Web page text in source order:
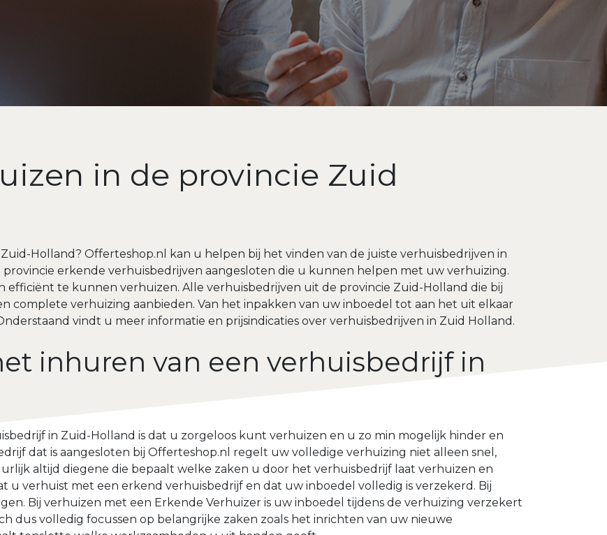
in de provincie Zuid
Holland? Offerteshop.nl kan u helpen bij het vinden van de juiste verhuisbedrijven in
erkende verhuisbedrijven aangesloten die u kunnen helpen met uw verhuizing.
efficiënt te kunnen verhuizen. Alle verhuisbedrijven uit de provincie Zuid-Holland die bij
complete verhuizing aanbieden. Van het inpakken van uw inboedel tot aan het uit elkaar
vindt u meer informatie en prijsindicaties over verhuisbedrijven in Zuid Holland.
inhuren van een verhuisbedrijf in
in Zuid-Holland is dat u zorgeloos kunt verhuizen en u zo min mogelijk hinder en
dat is aangesloten bij Offerteshop.nl regelt uw volledige verhuizing niet alleen snel,
altijd diegene die bepaalt welke zaken u door het verhuisbedrijf laat verhuizen en
u verhuist met een erkend verhuisbedrijf en dat uw inboedel volledig is verzekerd. Bij
Bij verhuizen met een Erkende Verhuizer is uw inboedel tijdens de verhuizing verzekert
dus volledig focussen op belangrijke zaken zoals het inrichten van uw nieuwe